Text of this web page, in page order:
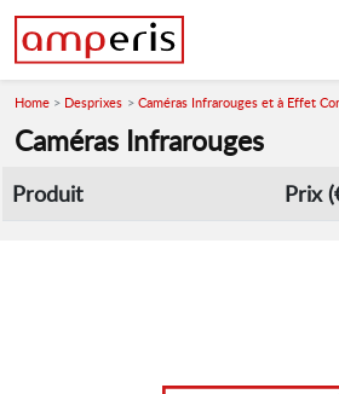
Home Desprixes Caméras Infrarouges et à Effet
Caméras Infrarouges
Produit Prix